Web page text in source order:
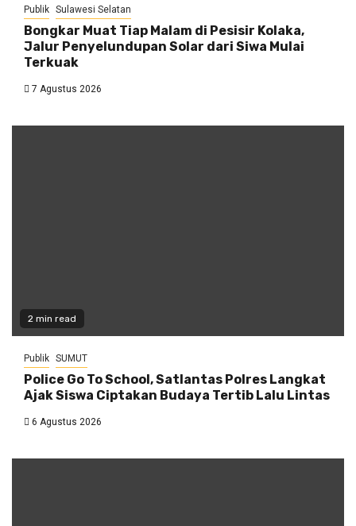
Publik Sulawesi Selatan
Bongkar Muat Tiap Malam di Pesisir Kolaka,
Jalur Penyelundupan Solar dari Siwa Mulai
Terkuak
7 Agustus 2026
2 min read
Publik SUMUT
Police Go To School, Satlantas Polres Langkat
Ajak Siswa Ciptakan Budaya Tertib Lalu Lintas
6 Agustus 2026